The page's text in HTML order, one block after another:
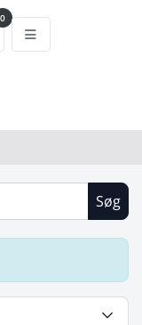
0
Søg